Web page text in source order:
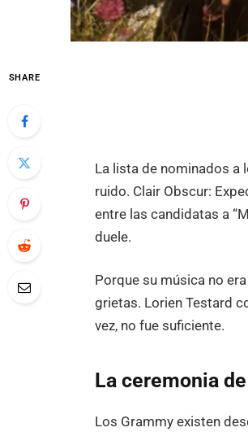
SHARE
La lista de nominados a
ruido. Clair Obscur:
entre las candidatas a
duele.
Porque su música no
grietas. Lorien Testard
vez, no fue suficiente.
La ceremonia
Los Grammy existen